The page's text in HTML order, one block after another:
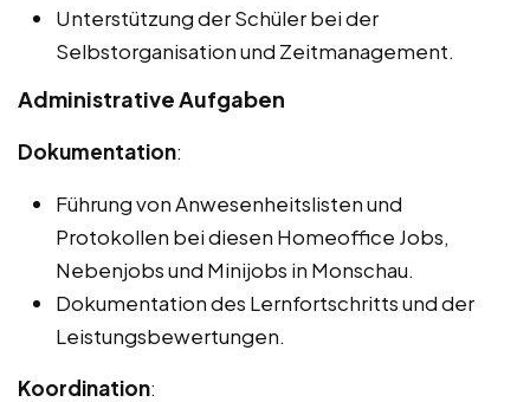
Unterstützung der Schüler bei der
Selbstorganisation und Zeitmanagement.
Administrative Aufgaben
Dokumentation:
Führung von Anwesenheitslisten und
Protokollen bei diesen Homeoffice Jobs,
Nebenjobs und Minijobs in Monschau.
Dokumentation des Lernfortschritts und der
Leistungsbewertungen.
Koordination: